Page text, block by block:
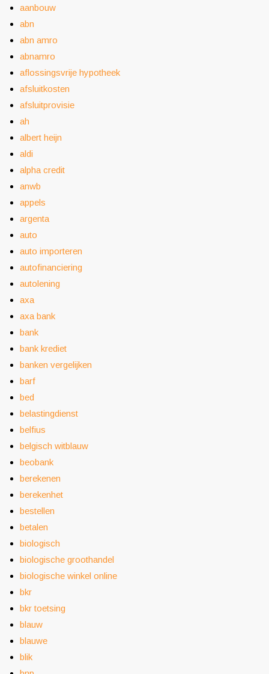
aanbouw
abn
abn amro
abnamro
aflossingsvrije hypotheek
afsluitkosten
afsluitprovisie
ah
albert heijn
aldi
alpha credit
anwb
appels
argenta
auto
auto importeren
autofinanciering
autolening
axa
axa bank
bank
bank krediet
banken vergelijken
barf
bed
belastingdienst
belfius
belgisch witblauw
beobank
berekenen
berekenhet
bestellen
betalen
biologisch
biologische groothandel
biologische winkel online
bkr
bkr toetsing
blauw
blauwe
blik